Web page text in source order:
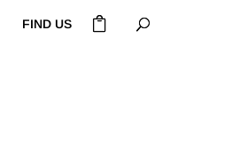
FIND US